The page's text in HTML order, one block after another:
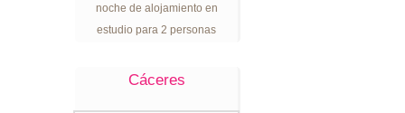
noche de alojamiento en
estudio para 2 personas
Cáceres